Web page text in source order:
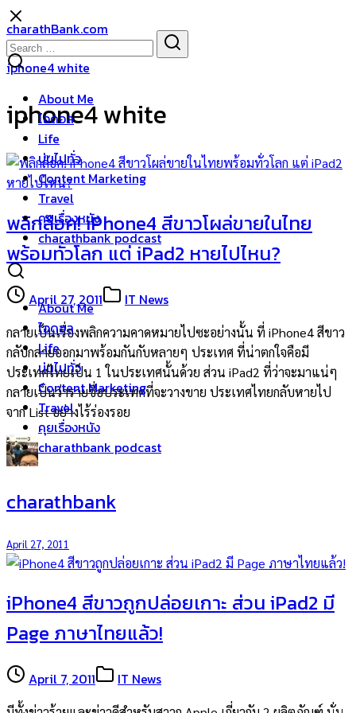
Skip
to
content
charathBank.com
About Me
ไอดอล
Life
บ่นไปทั่ว
Content Marketing
Travel
คุยเรื่องหนัง
charathbank podcast
About Me
ไอดอล
Life
บ่นไปทั่ว
Content Marketing
Travel
คุยเรื่องหนัง
charathbank podcast
Search
for:
iphone4 white
iphone4 white
พลิกล๊อค! iPhone4 สีขาวโผล่ขายในไทย
พร้อมทั่วโลก แต่ iPad2 หายไปไหน?
April 27, 2011 IT News
กลายเป็นเรื่องพลิกความคาดหมายไปซะอย่างนั้น ที่ iPhone4 สีขาว
กลับกลายออกมาพร้อมกันกับหลายๆ ประเทศ ที่น่าตกใจคือมี
ประเทศไทยเป็น 1 ในประเทศนั้นด้วย ส่วน iPad2 ที่ว่าจะมาแน่ๆ
กลายเป็นว่ารายชื่อประเทศที่จะวางขาย ประเทศไทยกลับหายไป
จาก List อย่างไร้ร่องรอย
charathbank
April 27, 2011
iPhone4 สีขาวถูกปล่อยเกาะ ส่วน iPad2 มี
Page ภาษาไทยแล้ว!
April 7, 2011 IT News